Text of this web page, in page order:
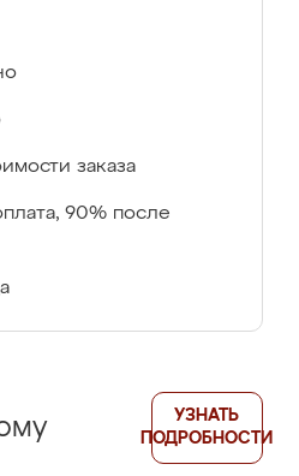
заказа
90% после
УЗНАТЬ
ПОДРОБНОСТИ